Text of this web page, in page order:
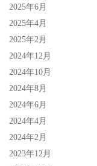
2025年6月
2025年4月
2025年2月
2024年12月
2024年10月
2024年8月
2024年6月
2024年4月
2024年2月
2023年12月